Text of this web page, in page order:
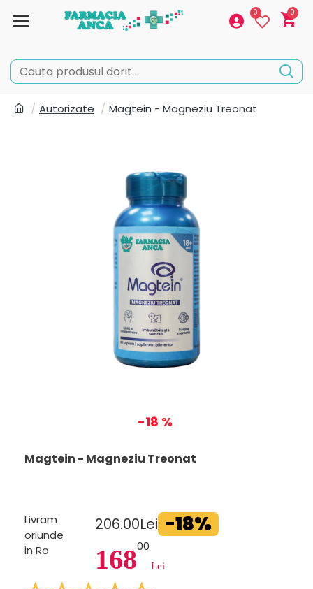
0 0
Autorizate Magtein - Magneziu Treonat
-18 %
Magtein - Magneziu Treonat
206.00Lei -18%
16800
Lei
Livram
oriunde
in Ro